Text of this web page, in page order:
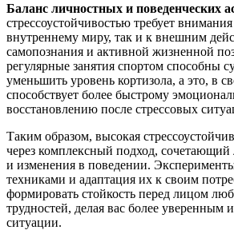
Баланс личностных и поведенческих
стрессоустойчивостью требует
внутреннему миру, так и к внешним
самопознания и активной жизненной
регулярные занятия спортом способны
уменьшить уровень кортизола, а это, в
способствует более быстрому
восстановлению после стрессовых
Таким образом, высокая
через комплексный подход, сочетающий
и изменения в поведении.
техниками и адаптация их к своим
формировать стойкость перед лицом
трудностей, делая вас более
ситуации.